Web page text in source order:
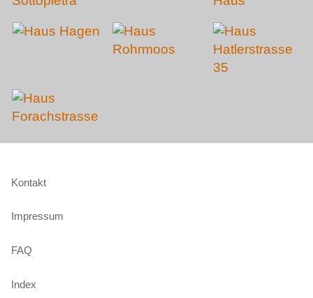
Kontakt
Impressum
FAQ
Index